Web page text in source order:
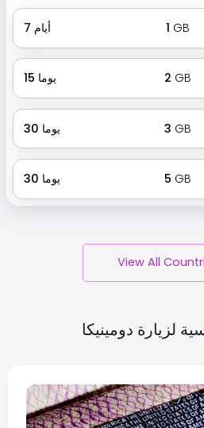
7 أيام 1 GB
15 يوما 2 GB
30 يوما 3 GB
30 يوما 5 GB
View All
لزيارة دومينيكا